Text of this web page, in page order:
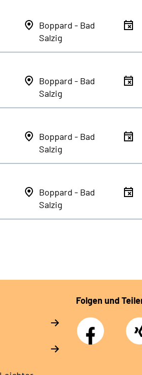
Boppard - Bad
Salzig
Boppard - Bad
Salzig
Boppard - Bad
Salzig
Boppard - Bad
Salzig
Folgen und
Facebook